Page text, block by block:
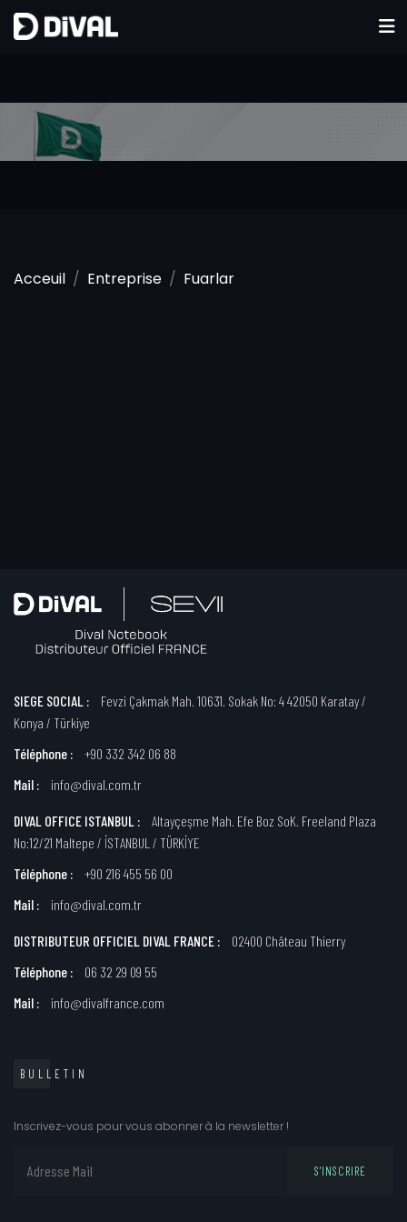
Acceuil Entreprise Fuarlar
SIEGE SOCIAL :
Fevzi Çakmak Mah. 10631. Sokak No: 4 42050 Karatay /
Konya / Türkiye
Téléphone :
+90 332 342 06 88
Mail :
info@dival.com.tr
DIVAL OFFICE ISTANBUL :
Altayçeşme Mah. Efe Boz SoK. Freeland Plaza
No:12/21 Maltepe / İSTANBUL / TÜRKİYE
Téléphone :
+90 216 455 56 00
Mail :
info@dival.com.tr
DISTRIBUTEUR OFFICIEL DIVAL FRANCE :
02400 Château Thierry
Téléphone :
06 32 29 09 55
Mail :
info@divalfrance.com
BULLETIN
Inscrivez-vous pour vous abonner à la newsletter !
S'INSCRIRE